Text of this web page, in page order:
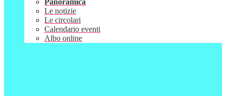
Panoramica
Le notizie
Le circolari
Calendario eventi
Albo online